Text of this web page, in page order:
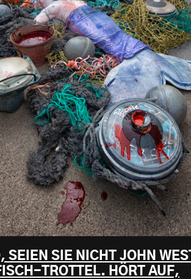
SEIEN SIE NICHT JOHN WEST
TROTTEL. HÖRT AUF,